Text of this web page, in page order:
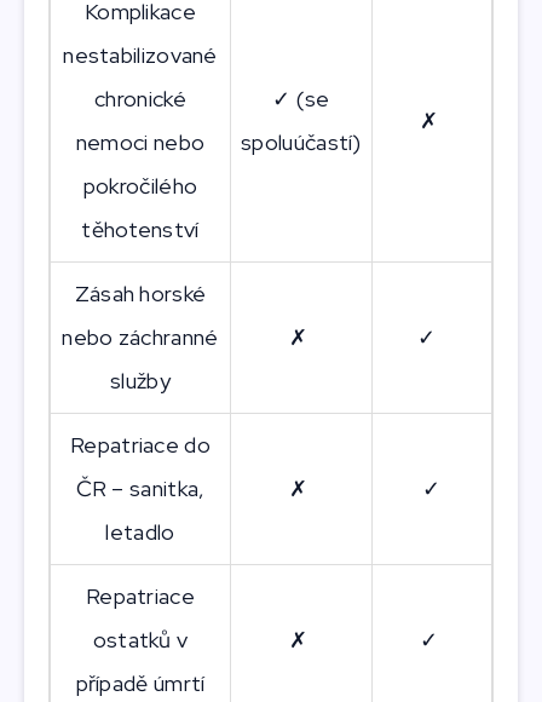
Komplikace
nestabilizované
chronické
nemoci nebo
pokročilého
těhotenství
✓ (se
spoluúčastí)
✗
Zásah horské
nebo záchranné
služby
✗ ✓
Repatriace do
ČR – sanitka,
letadlo
✗ ✓
Repatriace
ostatků v
případě úmrtí
✗ ✓